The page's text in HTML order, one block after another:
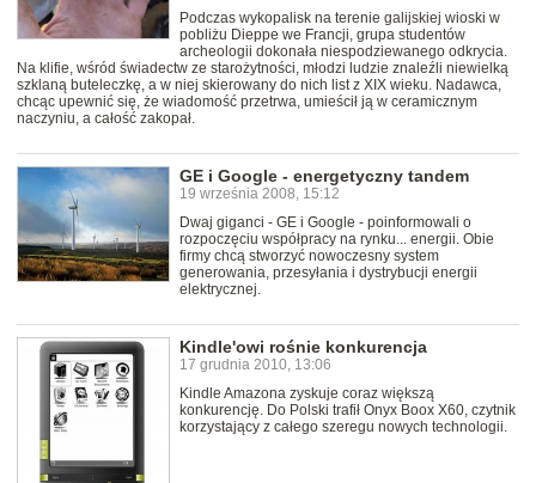
Podczas wykopalisk na terenie galijskiej wioski w
pobliżu Dieppe we Francji, grupa studentów
archeologii dokonała niespodziewanego odkrycia.
Na klifie, wśród świadectw ze starożytności, młodzi ludzie znaleźli niewielką
szklaną buteleczkę, a w niej skierowany do nich list z XIX wieku. Nadawca,
chcąc upewnić się, że wiadomość przetrwa, umieścił ją w ceramicznym
naczyniu, a całość zakopał.
GE i Google - energetyczny tandem
19 września 2008, 15:12
Dwaj giganci - GE i Google - poinformowali o
rozpoczęciu współpracy na rynku... energii. Obie
firmy chcą stworzyć nowoczesny system
generowania, przesyłania i dystrybucji energii
elektrycznej.
Kindle'owi rośnie konkurencja
17 grudnia 2010, 13:06
Kindle Amazona zyskuje coraz większą
konkurencję. Do Polski trafił Onyx Boox X60, czytnik
korzystający z całego szeregu nowych technologii.